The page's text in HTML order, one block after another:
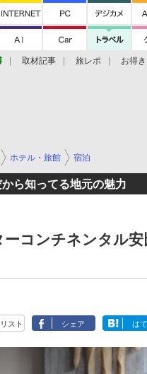
取材記事 旅レポ お得
ホテル・旅館 宿泊
ら知ってる地元の魅力
ーコンチネンタル
リスト シェア は